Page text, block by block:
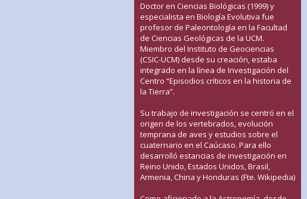
Doctor en Ciencias Biológicas (1999) y
especialista en Biología Evolutiva fue
profesor de Paleontología en la Facultad
de Ciencias Geológicas de la UCM.
Miembro del Instituto de Geociencias
(CSIC-UCM) desde su creación, estaba
integrado en la línea de Investigación del
Centro “Episodios críticos en la historia de
la Tierra”.
Su trabajo de investigación se centró en el
origen de los vertebrados, evolución
temprana de aves y estudios sobre el
cuaternario en el Caúcaso. Para ello
desarrolló estancias de investigación en
Reino Unido, Estados Unidos, Brasil,
Armenia, China y Honduras (Fte. Wikipedia)